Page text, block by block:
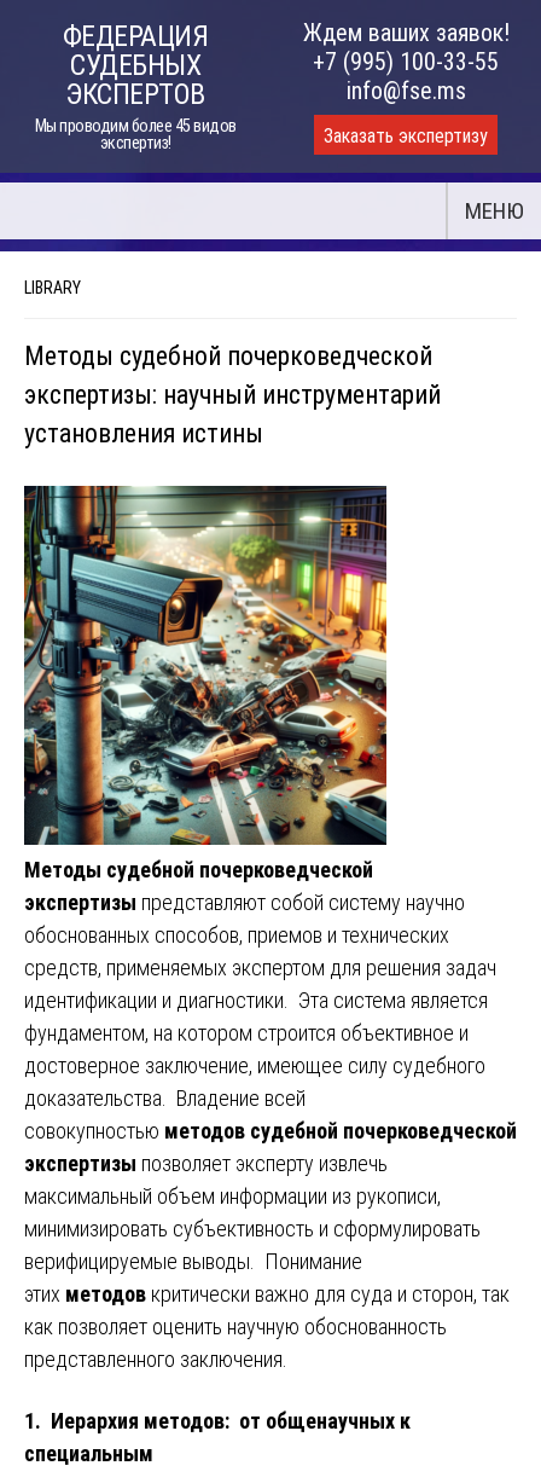
ФЕДЕРАЦИЯ
СУДЕБНЫХ
ЭКСПЕРТОВ
Мы проводим более 45 видов
экспертиз!
Ждем ваших заявок!
+7 (995) 100-33-55
info@fse.ms
Заказать экспертизу
МЕНЮ
LIBRARY
Методы судебной почерковедческой
экспертизы: научный инструментарий
установления истины
Методы судебной почерковедческой
экспертизы представляют собой систему научно
обоснованных способов, приемов и технических
средств, применяемых экспертом для решения задач
идентификации и диагностики. Эта система является
фундаментом, на котором строится объективное и
достоверное заключение, имеющее силу судебного
доказательства. Владение всей
совокупностью методов судебной почерковедческой
экспертизы позволяет эксперту извлечь
максимальный объем информации из рукописи,
минимизировать субъективность и сформулировать
верифицируемые выводы. Понимание
этих методов критически важно для суда и сторон, так
как позволяет оценить научную обоснованность
представленного заключения.
1. Иерархия методов: от общенаучных к
специальным